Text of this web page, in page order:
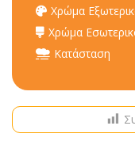
Χρώμα
Χρώμα
Κατάσταση